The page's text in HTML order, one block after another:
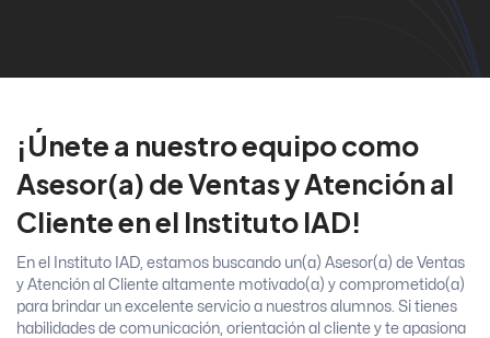
¡Únete a nuestro equipo como
Asesor(a) de Ventas y Atención al
Cliente en el Instituto IAD!
En el Instituto IAD, estamos buscando un(a) Asesor(a) de Ventas
y Atención al Cliente altamente motivado(a) y comprometido(a)
para brindar un excelente servicio a nuestros alumnos. Si tienes
habilidades de comunicación, orientación al cliente y te apasiona